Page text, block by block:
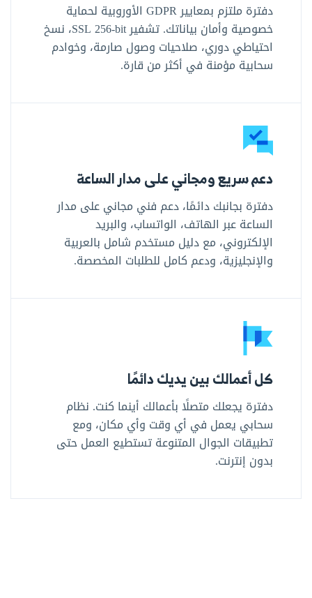
دفترة ملتزم بمعايير GDPR الأوروبية لحماية
خصوصية وأمان بياناتك. تشفير SSL ‎256-bit‎، نسخ
احتياطي دوري، صلاحيات وصول صارمة، وخوادم
سحابية مؤمنة في أكثر من قارة.
دعم سريع ومجاني على مدار الساعة
دفترة بجانبك دائمًا، دعم فني مجاني على مدار
الساعة عبر الهاتف، الواتساب، والبريد
الإلكتروني، مع دليل مستخدم شامل بالعربية
والإنجليزية، ودعم كامل للطلبات المخصصة.
كل أعمالك بين يديك دائمًا
دفترة يجعلك متصلًا بأعمالك أينما كنت. نظام
سحابي يعمل في أي وقت وأي مكان، ومع
تطبيقات الجوال المتنوعة تستطيع العمل حتى
بدون إنترنت.